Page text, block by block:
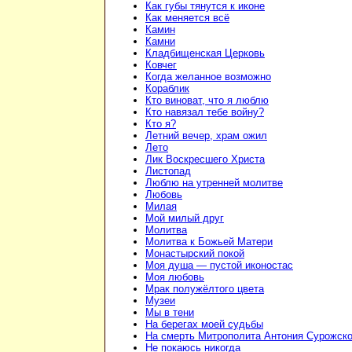
Как губы тянутся к иконе
Как меняется всё
Камин
Камни
Кладбищенская Церковь
Ковчег
Когда желанное возможно
Кораблик
Кто виноват, что я люблю
Кто навязал тебе войну?
Кто я?
Летний вечер, храм ожил
Лето
Лик Воскресшего Христа
Листопад
Люблю на утренней молитве
Любовь
Милая
Мой милый друг
Молитва
Молитва к Божьей Матери
Монастырский покой
Моя душа — пустой иконостас
Моя любовь
Мрак полужёлтого цвета
Музеи
Мы в тени
На берегах моей судьбы
На смерть Митрополита Антония
Не покаюсь никогда